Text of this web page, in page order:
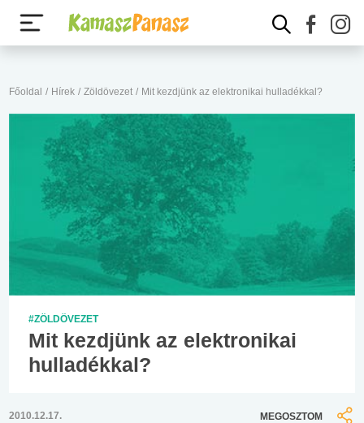
Főoldal / Hírek / Zöldövezet / Mit kezdjünk az elektronikai hulladékkal?
#ZÖLDÖVEZET
Mit kezdjünk az elektronikai
hulladékkal?
2010.12.17.
MEGOSZTOM